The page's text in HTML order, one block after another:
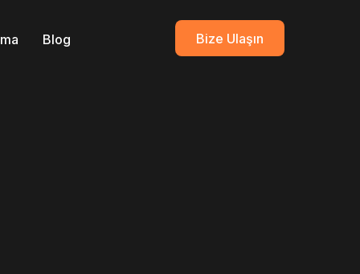
Blog Bize Ulaşın